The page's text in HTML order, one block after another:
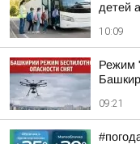
детей
10:09
Режим
09:21